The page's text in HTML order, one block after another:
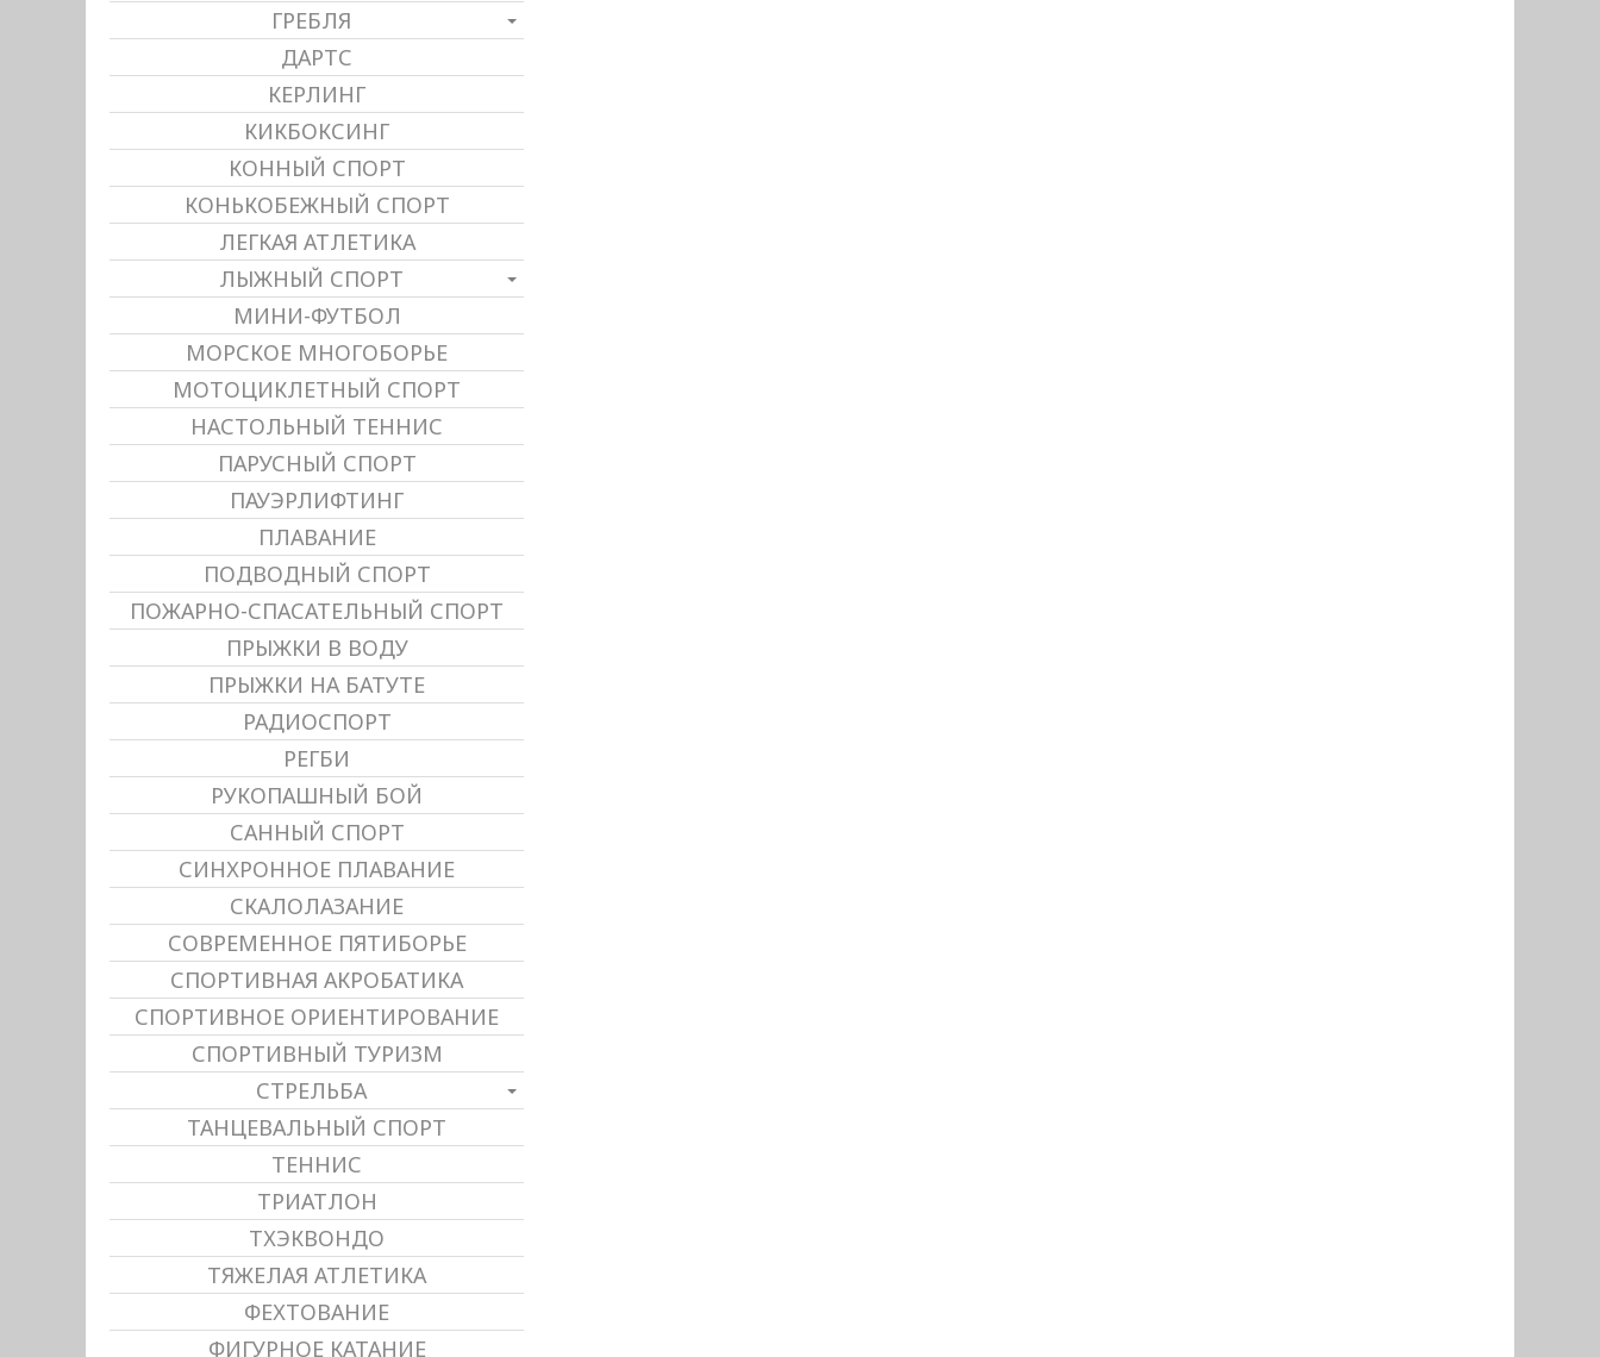
ГРЕБЛЯ
ДАРТС
КЕРЛИНГ
КИКБОКСИНГ
КОННЫЙ СПОРТ
КОНЬКОБЕЖНЫЙ СПОРТ
ЛЕГКАЯ АТЛЕТИКА
ЛЫЖНЫЙ СПОРТ
МИНИ-ФУТБОЛ
МОРСКОЕ МНОГОБОРЬЕ
МОТОЦИКЛЕТНЫЙ СПОРТ
НАСТОЛЬНЫЙ ТЕННИС
ПАРУСНЫЙ СПОРТ
ПАУЭРЛИФТИНГ
ПЛАВАНИЕ
ПОДВОДНЫЙ СПОРТ
ПОЖАРНО-СПАСАТЕЛЬНЫЙ СПОРТ
ПРЫЖКИ В ВОДУ
ПРЫЖКИ НА БАТУТЕ
РАДИОСПОРТ
РЕГБИ
РУКОПАШНЫЙ БОЙ
САННЫЙ СПОРТ
СИНХРОННОЕ ПЛАВАНИЕ
СКАЛОЛАЗАНИЕ
СОВРЕМЕННОЕ ПЯТИБОРЬЕ
СПОРТИВНАЯ АКРОБАТИКА
СПОРТИВНОЕ ОРИЕНТИРОВАНИЕ
СПОРТИВНЫЙ ТУРИЗМ
СТРЕЛЬБА
ТАНЦЕВАЛЬНЫЙ СПОРТ
ТЕННИС
ТРИАТЛОН
ТХЭКВОНДО
ТЯЖЕЛАЯ АТЛЕТИКА
ФЕХТОВАНИЕ
ФИГУРНОЕ КАТАНИЕ